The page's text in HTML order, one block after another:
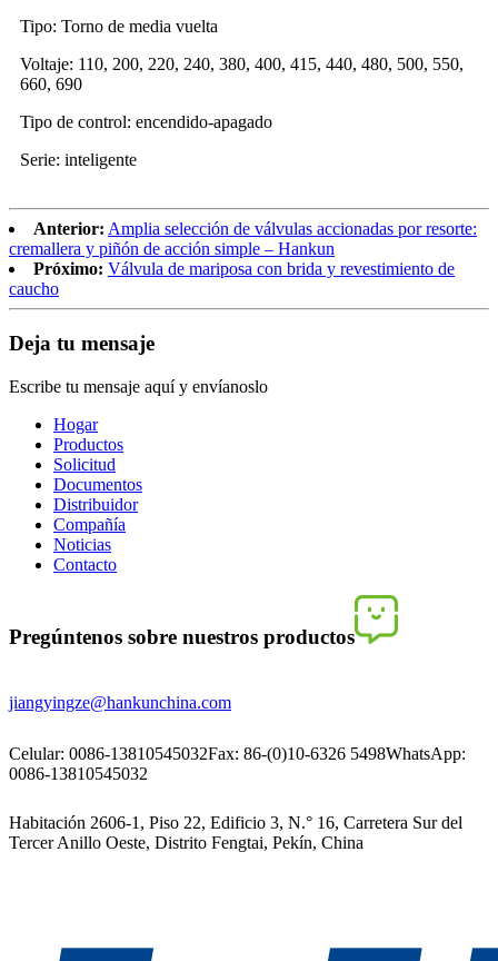
Tipo: Torno de media vuelta
Voltaje: 110, 200, 220, 240, 380, 400, 415, 440, 480, 500, 550,
660, 690
Tipo de control: encendido-apagado
Serie: inteligente
Anterior: Amplia selección de válvulas accionadas por resorte:
cremallera y piñón de acción simple – Hankun
Próximo: Válvula de mariposa con brida y revestimiento de
caucho
Deja tu mensaje
Escribe tu mensaje aquí y envíanoslo
Hogar
Productos
Solicitud
Documentos
Distribuidor
Compañía
Noticias
Contacto
Pregúntenos sobre nuestros productos
jiangyingze@hankunchina.com
Celular: 0086-13810545032Fax: 86-(0)10-6326 5498WhatsApp:
0086-13810545032
Habitación 2606-1, Piso 22, Edificio 3, N.° 16, Carretera Sur del
Tercer Anillo Oeste, Distrito Fengtai, Pekín, China